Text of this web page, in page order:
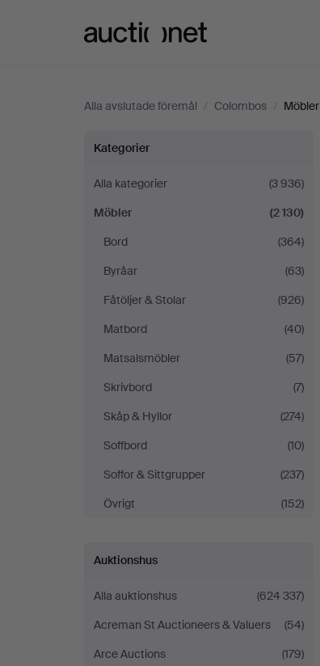
Alla avslutade föremål / Colombos / Möbler
Möbler
på
Colombos
Kategorier
Alla kategorier
(3 936)
Möbler
(2 130)
Bord
(364)
Byråar
(63)
Fåtöljer & Stolar
(926)
Matbord
(40)
Matsalsmöbler
(57)
Skrivbord
(7)
Skåp & Hyllor
(274)
Soffbord
(10)
Soffor & Sittgrupper
(237)
Övrigt
(152)
Auktionshus
Alla auktionshus
(624 337)
Acreman St Auctioneers & Valuers
(54)
Arce Auctions
(179)